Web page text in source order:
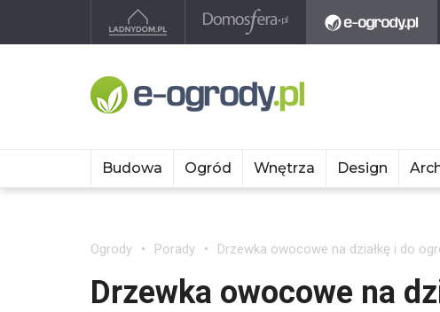
Budowa Ogród Wnętrza Design
Ogrody Porady Drzewka owocowe na działkę i do
Drzewka owocowe na